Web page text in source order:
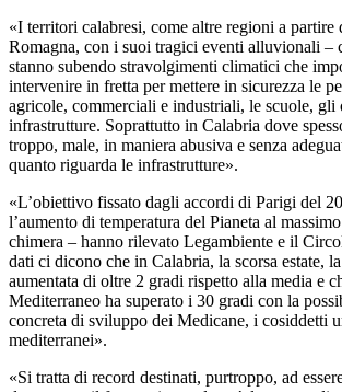
«I territori calabresi, come altre regioni a partire
Romagna, con i suoi tragici eventi alluvionali –
stanno subendo stravolgimenti climatici che
intervenire in fretta per mettere in sicurezza le
agricole, commerciali e industriali, le scuole, gli
infrastrutture. Soprattutto in Calabria dove
troppo, male, in maniera abusiva e senza
quanto riguarda le infrastrutture».
«L’obiettivo fissato dagli accordi di Parigi del
l’aumento di temperatura del Pianeta al
chimera – hanno rilevato Legambiente e il
dati ci dicono che in Calabria, la scorsa estate,
aumentata di oltre 2 gradi rispetto alla media e
Mediterraneo ha superato i 30 gradi con la
concreta di sviluppo dei Medicane, i cosiddetti
mediterranei».
«Si tratta di record destinati, purtroppo, ad